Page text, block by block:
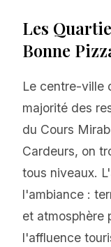
Les
Bonne
Le centre-ville
majorité des
du Cours
Cardeurs, on
tous niveaux.
l'ambiance :
et atmosphère
l'affluence